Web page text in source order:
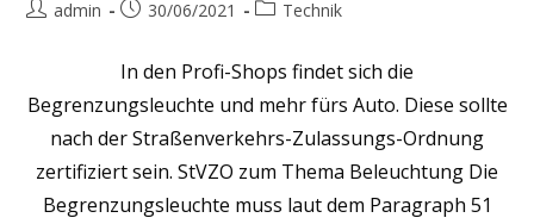
Beitrags-
admin
Beitrag30/06/2021
Beitrags-
Technik
In den Profi-Shops findet sich die
Begrenzungsleuchte und mehr fürs Auto. Diese sollte
nach der Straßenverkehrs-Zulassungs-Ordnung
zertifiziert sein. StVZO zum Thema Beleuchtung Die
Begrenzungsleuchte muss laut dem Paragraph 51